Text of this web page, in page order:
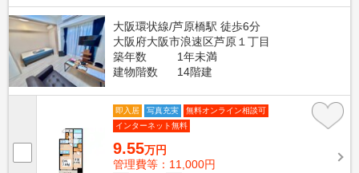
大阪環状線/芦原橋駅 徒歩6分
大阪府大阪市浪速区芦原１丁目
築年数
1年未満
建物階数
14階建
即入居 写真充実
無料オンライン相談可
インターネット無料
9.55万円
管理費等：11,000円